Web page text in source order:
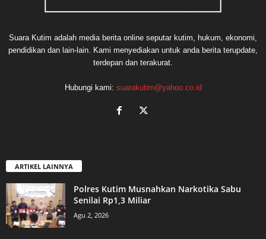
Suara Kutim adalah media berita online seputar kutim, hukum, ekonomi,
pendidikan dan lain-lain. Kami menyediakan untuk anda berita terupdate,
terdepan dan terakurat.
Hubungi kami: suarakutim@yahoo.co.id
ARTIKEL LAINNYA
Polres Kutim Musnahkan Narkotika Sabu
Senilai Rp1,3 Miliar
Agu 2, 2026